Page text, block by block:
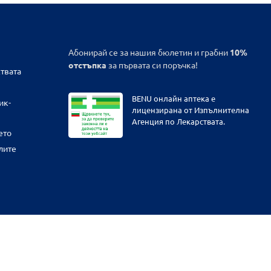
Абонирай се за нашия бюлетин и грабни 10%
отстъпка за първата си поръчка!
BENU онлайн аптека е
лицензирана от Изпълнителна
Агенция по Лекарствата.